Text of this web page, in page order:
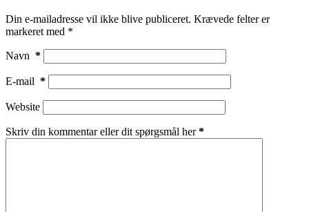
Din e-mailadresse vil ikke blive publiceret. Krævede felter er
markeret med *
Navn *
E-mail *
Website
Skriv din kommentar eller dit spørgsmål her*